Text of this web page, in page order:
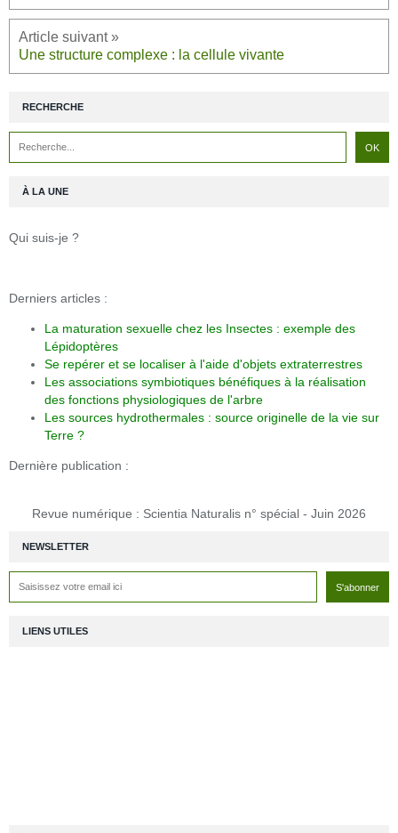
Une structure complexe : la cellule vivante
NEWSLETTER
RECHERCHE
À LA UNE
Qui suis-je ?
Derniers articles :
La maturation sexuelle chez les Insectes : exemple des
Lépidoptères
Se repérer et se localiser à l'aide d'objets extraterrestres
Les associations symbiotiques bénéfiques à la réalisation
des fonctions physiologiques de l'arbre
Les sources hydrothermales : source originelle de la vie sur
Terre ?
Dernière publication :
Revue numérique : Scientia Naturalis n° spécial - Juin 2026
LIENS UTILES